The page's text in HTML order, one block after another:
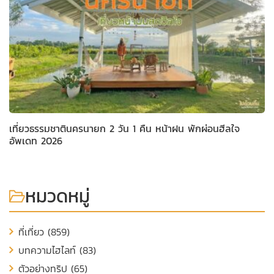
เที่ยวธรรมชาตินครนายก 2 วัน 1 คืน หน้าฝน พักผ่อนฮีลใจ
อัพเดท 2026
หมวดหมู่
ที่เที่ยว (859)
บทความไฮไลท์ (83)
ตัวอย่างทริป (65)